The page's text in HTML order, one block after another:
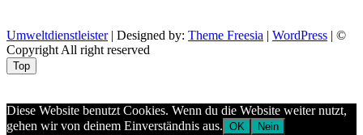
Umweltdienstleister| Designed by: Theme Freesia | WordPress | ©
Copyright All right reserved
Top
Diese Website benutzt Cookies. Wenn du die Website weiter nutzt,
gehen wir von deinem Einverständnis aus. OK
Nein